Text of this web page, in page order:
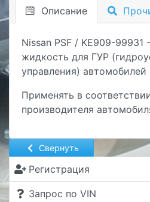
Свернуть
Регистрация
Запрос по VIN
Описание
Nissan PSF / KE909-99931
жидкость для ГУР
управления) автомобилей
Применять в
производителя